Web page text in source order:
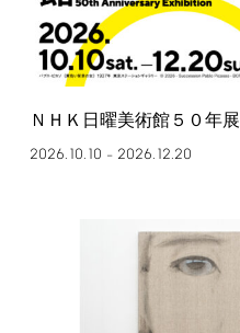
ＮＨＫ日曜美術館５０年展
2026.10.10 – 2026.12.20